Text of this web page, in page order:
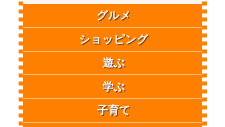
グルメ
ショッピング
遊ぶ
学ぶ
子育て